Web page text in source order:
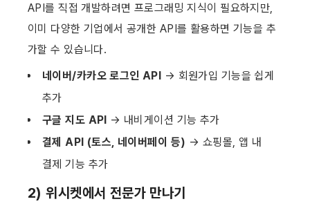
API를 직접 개발하려면 프로그래밍 지식이 필요하지만,
이미 다양한 기업에서 공개한 API를 활용하면 기능을 추
가할 수 있습니다.
네이버/카카오 로그인 API → 회원가입 기능을 쉽게
추가
구글 지도 API → 내비게이션 기능 추가
결제 API (토스, 네이버페이 등) → 쇼핑몰, 앱 내
결제 기능 추가
2) 위시켓에서 전문가 만나기